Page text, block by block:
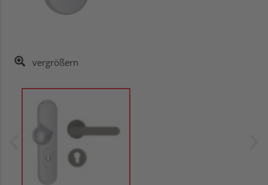
vergrößern